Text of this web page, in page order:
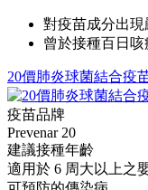
對疫苗成分出
曾於接種百日
20價肺炎球菌結合疫
疫苗品牌
Prevenar 20
建議接種年齡
適用於 6 周大以上之